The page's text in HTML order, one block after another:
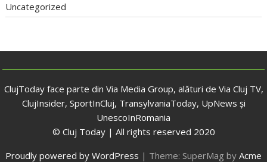
Uncategorized
ClujToday face parte din Via Media Group, alături de Via Cluj TV,
ClujInsider, SportInCluj, TransylvaniaToday, UpNews și
UnescoInRomania
© Cluj Today | All rights reserved 2020
Proudly powered by WordPress | Theme: SuperMag by Acme